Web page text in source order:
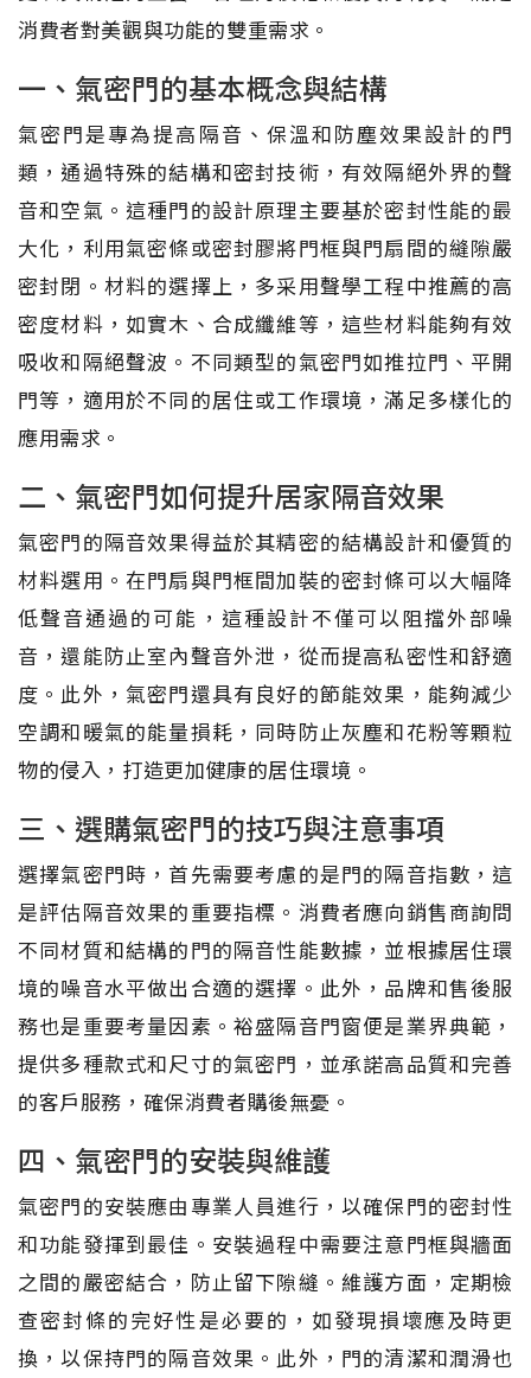
消費者對美觀與功能的雙重需求。
一、氣密門的基本概念與結構
氣密門是專為提高隔音、保溫和防塵效果設計的門
類，通過特殊的結構和密封技術，有效隔絕外界的聲
音和空氣。這種門的設計原理主要基於密封性能的最
大化，利用氣密條或密封膠將門框與門扇間的縫隙嚴
密封閉。材料的選擇上，多采用聲學工程中推薦的高
密度材料，如實木、合成纖維等，這些材料能夠有效
吸收和隔絕聲波。不同類型的氣密門如推拉門、平開
門等，適用於不同的居住或工作環境，滿足多樣化的
應用需求。
二、氣密門如何提升居家隔音效果
氣密門的隔音效果得益於其精密的結構設計和優質的
材料選用。在門扇與門框間加裝的密封條可以大幅降
低聲音通過的可能，這種設計不僅可以阻擋外部噪
音，還能防止室內聲音外泄，從而提高私密性和舒適
度。此外，氣密門還具有良好的節能效果，能夠減少
空調和暖氣的能量損耗，同時防止灰塵和花粉等顆粒
物的侵入，打造更加健康的居住環境。
三、選購氣密門的技巧與注意事項
選擇氣密門時，首先需要考慮的是門的隔音指數，這
是評估隔音效果的重要指標。消費者應向銷售商詢問
不同材質和結構的門的隔音性能數據，並根據居住環
境的噪音水平做出合適的選擇。此外，品牌和售後服
務也是重要考量因素。裕盛隔音門窗便是業界典範，
提供多種款式和尺寸的氣密門，並承諾高品質和完善
的客戶服務，確保消費者購後無憂。
四、氣密門的安裝與維護
氣密門的安裝應由專業人員進行，以確保門的密封性
和功能發揮到最佳。安裝過程中需要注意門框與牆面
之間的嚴密結合，防止留下隙縫。維護方面，定期檢
查密封條的完好性是必要的，如發現損壞應及時更
換，以保持門的隔音效果。此外，門的清潔和潤滑也